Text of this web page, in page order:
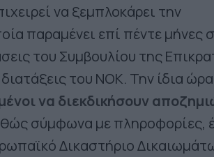
να ξεμπλοκάρει την
παραμένει επί πέντε μήνες
του Συμβουλίου της
του ΝΟΚ. Την ίδια
να διεκδικήσουν
σύμφωνα με πληροφορίες,
Δικαστήριο